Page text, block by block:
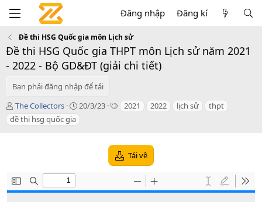
Đăng nhập Đăng kí
Đề thi HSG Quốc gia môn Lịch sử
Đề thi HSG Quốc gia THPT môn Lịch sử năm 2021
- 2022 - Bộ GD&ĐT (giải chi tiết)
Bạn phải đăng nhập để tải
T
á
c
The Collectors
C
d
20/3/23
T 2021 2022 lịch sử
thpt
đề thi hsg quốc gia
Tải về